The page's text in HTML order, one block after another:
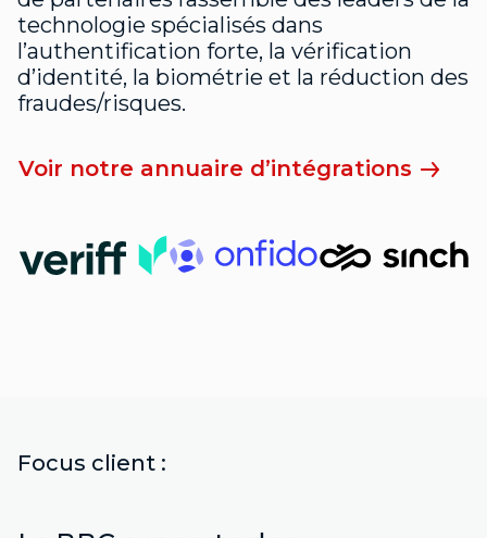
technologie spécialisés dans
l’authentification forte, la vérification
d’identité, la biométrie et la réduction des
fraudes/risques.
Voir notre annuaire d’intégrations
Focus client :